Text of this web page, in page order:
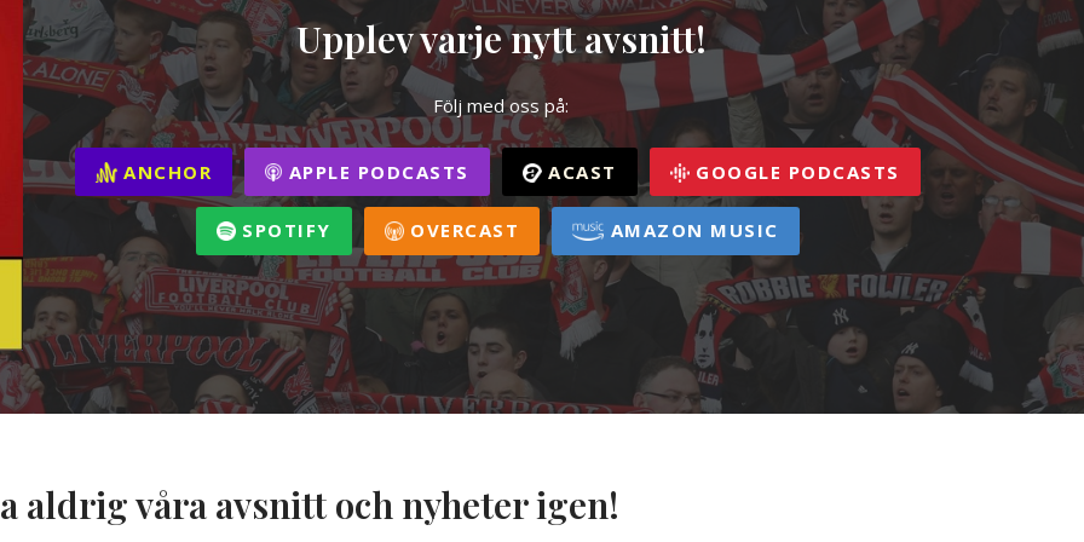
Upplev varje nytt avsnitt!
Följ med oss på:
ANCHOR APPLE PODCASTS ACAST GOOGLE PODCASTS
SPOTIFY OVERCAST AMAZON MUSIC
aldrig våra avsnitt och nyheter igen!